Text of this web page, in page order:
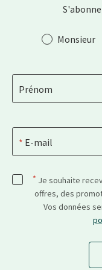
SalutationMonsieur
Prénom
E-mail
* Je souhaite
offres, des
Vos données